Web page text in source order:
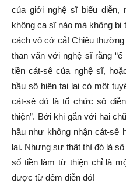
của giới nghệ sĩ biểu
không ca sĩ nào mà không
cách vô cớ cả! Chiêu
than vãn với nghệ sĩ rằng
tiền cát-sê của nghệ sĩ,
bầu sô hiện tại lại có một
cát-sê đó là tổ chức sô
thiện”. Bởi khi gắn với hai
hầu như không nhận cát-sê
lại. Nhưng sự thật thì đó là
số tiền làm từ thiện chỉ là
được từ đêm diễn đó!